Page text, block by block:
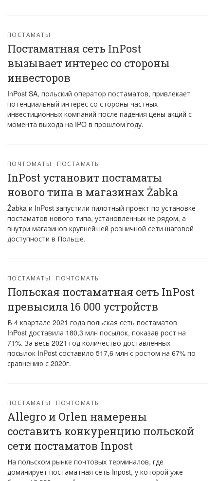
ПОСТАМАТЫ
Постаматная сеть InPost
вызывает интерес со стороны
инвесторов
InPost SA, польский оператор постаматов, привлекает
потенциальный интерес со стороны частных
инвестиционных компаний после падения цены акций с
момента выхода на IPO в прошлом году.
ПОЧТОМАТЫ ПОСТАМАТЫ
InPost установит постаматы
нового типа в магазинах Żabka
Żabka и InPost запустили пилотный проект по установке
постаматов нового типа, установленных не рядом, а
внутри магазинов крупнейшей розничной сети шаговой
доступности в Польше.
ПОСТАМАТЫ ПОЧТОМАТЫ
Польская постаматная сеть InPost
превысила 16 000 устройств
В 4 квартале 2021 года польская сеть постаматов
InPost доставила 180,3 млн посылок, показав рост на
71%. За весь 2021 год количество доставленных
посылок InPost составило 517,6 млн с ростом на 67% по
сравнению с 2020г.
ПОСТАМАТЫ ПОЧТОМАТЫ
Allegro и Orlen намерены
составить конкуренцию польской
сети постаматов Inpost
На польском рынке почтовых терминалов, где
доминирует постаматная сеть Inpost, у которой уже